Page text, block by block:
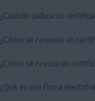
¿Cuándo caduca un
¿Cómo se renueva un
¿Cómo se revoca un
¿Qué es una firma